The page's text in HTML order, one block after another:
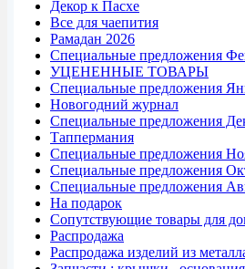
Декор к Пасхе
Все для чаепития
Рамадан 2026
Специальные предложения
УЦЕНЕННЫЕ ТОВАРЫ
Специальные предложения
Новогодний журнал
Специальные предложения
Таппермания
Специальные предложения
Специальные предложения
Специальные предложения
На подарок
Сопутствующие товары для
Распродажа
Распродажа изделий из